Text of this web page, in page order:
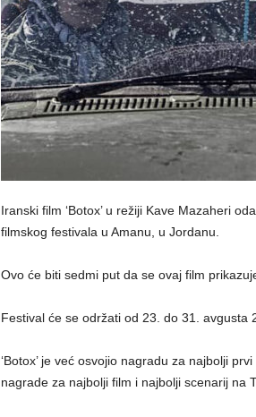
r
S
a
r
j
e
v
Iranski film ‘Botox’ u režiji Kave Mazaheri
filmskog festivala u Amanu, u Jordanu.
Ovo će biti sedmi put da se ovaj film
Festival će se održati od 23. do 31. avgusta
‘Botox’ je već osvojio nagradu za najbolji
nagrade za najbolji film i najbolji scenarij na